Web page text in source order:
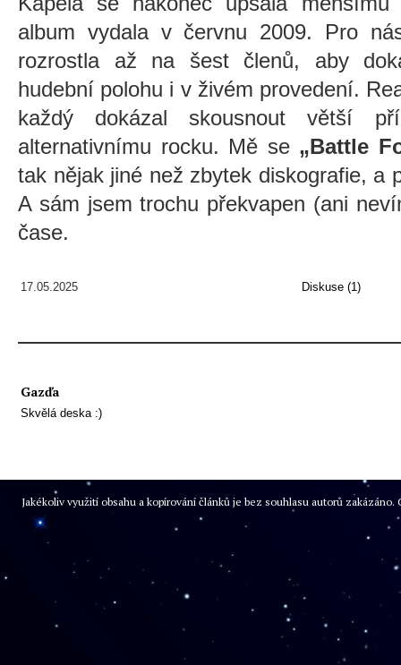
album vydala v červnu 2009. Pro
rozrostla až na šest členů, aby
hudební polohu i v živém provedení.
každý dokázal skousnout větší
alternativnímu rocku. Mě se „Battle
tak nějak jiné než zbytek diskografie, a
A sám jsem trochu překvapen (ani
čase.
17.05.2025 Diskuse (1)
Gazďa
Skvělá deska :)
Jakékoliv využití obsahu a kopírování článků je bez souhlasu autorů